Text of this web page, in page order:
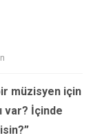
müzisyen için
var? İçinde